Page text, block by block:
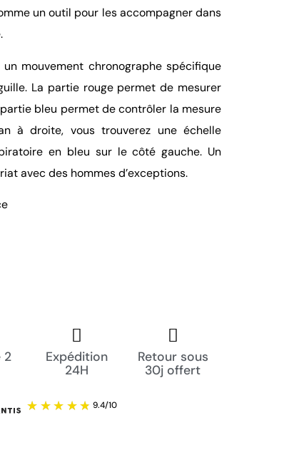
un outil pour les accompagner dans
mouvement chronographe spécifique
La partie rouge permet de mesurer
bleu permet de contrôler la mesure
à droite, vous trouverez une échelle
en bleu sur le côté gauche. Un
avec des hommes d’exceptions.
2
Expédition
24H
Retour sous
30j offert